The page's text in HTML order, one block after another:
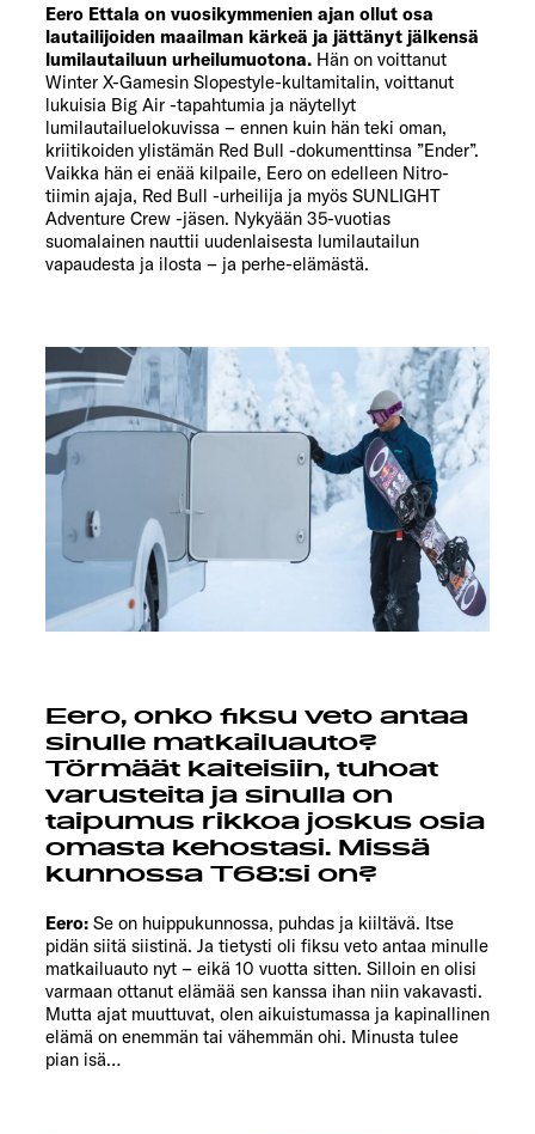
Eero Ettala on vuosikymmenien ajan ollut osa
lautailijoiden maailman kärkeä ja jättänyt jälkensä
lumilautailuun urheilumuotona. Hän on voittanut
Winter X-Gamesin Slopestyle-kultamitalin, voittanut
lukuisia Big Air -tapahtumia ja näytellyt
lumilautailuelokuvissa – ennen kuin hän teki oman,
kriitikoiden ylistämän Red Bull -dokumenttinsa ”Ender”.
Vaikka hän ei enää kilpaile, Eero on edelleen Nitro-
tiimin ajaja, Red Bull -urheilija ja myös SUNLIGHT
Adventure Crew -jäsen. Nykyään 35-vuotias
suomalainen nauttii uudenlaisesta lumilautailun
vapaudesta ja ilosta – ja perhe-elämästä.
Eero, onko fiksu veto antaa
sinulle matkailuauto?
Törmäät kaiteisiin, tuhoat
varusteita ja sinulla on
taipumus rikkoa joskus osia
omasta kehostasi. Missä
kunnossa T68:si on?
Eero: Se on huippukunnossa, puhdas ja kiiltävä. Itse
pidän siitä siistinä. Ja tietysti oli fiksu veto antaa minulle
matkailuauto nyt – eikä 10 vuotta sitten. Silloin en olisi
varmaan ottanut elämää sen kanssa ihan niin vakavasti.
Mutta ajat muuttuvat, olen aikuistumassa ja kapinallinen
elämä on enemmän tai vähemmän ohi. Minusta tulee
pian isä…